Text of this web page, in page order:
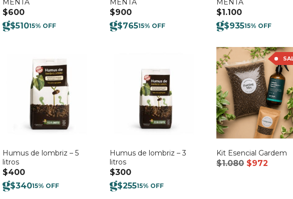
MENTA
$600
$51015% OFF
MENTA
$900
$76515% OFF
MENTA
$1.100
$93515% OFF
Humus de lombriz – 5
litros
$400
$34015% OFF
Humus de lombriz – 3
litros
$300
$25515% OFF
Kit Esencial Gardem
$1.080 El
$972